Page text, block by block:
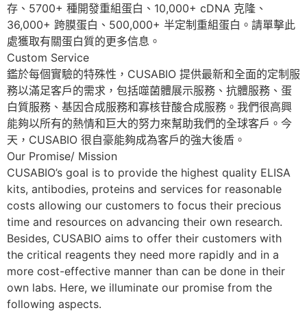
存、5700+ 種開發重組蛋白、10,000+ cDNA 克隆、
36,000+ 跨膜蛋白、500,000+ 半定制重組蛋白。請單擊此
處獲取有關蛋白質的更多信息。
Custom Service
鑑於每個實驗的特殊性，CUSABIO 提供最新和全面的定制服
務以滿足客戶的需求，包括噬菌體展示服務、抗體服務、蛋
白質服務、基因合成服務和寡核苷酸合成服務。我們很高興
能夠以所有的熱情和巨大的努力來幫助我們的全球客戶。今
天，CUSABIO 很自豪能夠成為客戶的強大後盾。
Our Promise/ Mission
CUSABIO’s goal is to provide the highest quality ELISA
kits, antibodies, proteins and services for reasonable
costs allowing our customers to focus their precious
time and resources on advancing their own research.
Besides, CUSABIO aims to offer their customers with
the critical reagents they need more rapidly and in a
more cost-effective manner than can be done in their
own labs. Here, we illuminate our promise from the
following aspects.